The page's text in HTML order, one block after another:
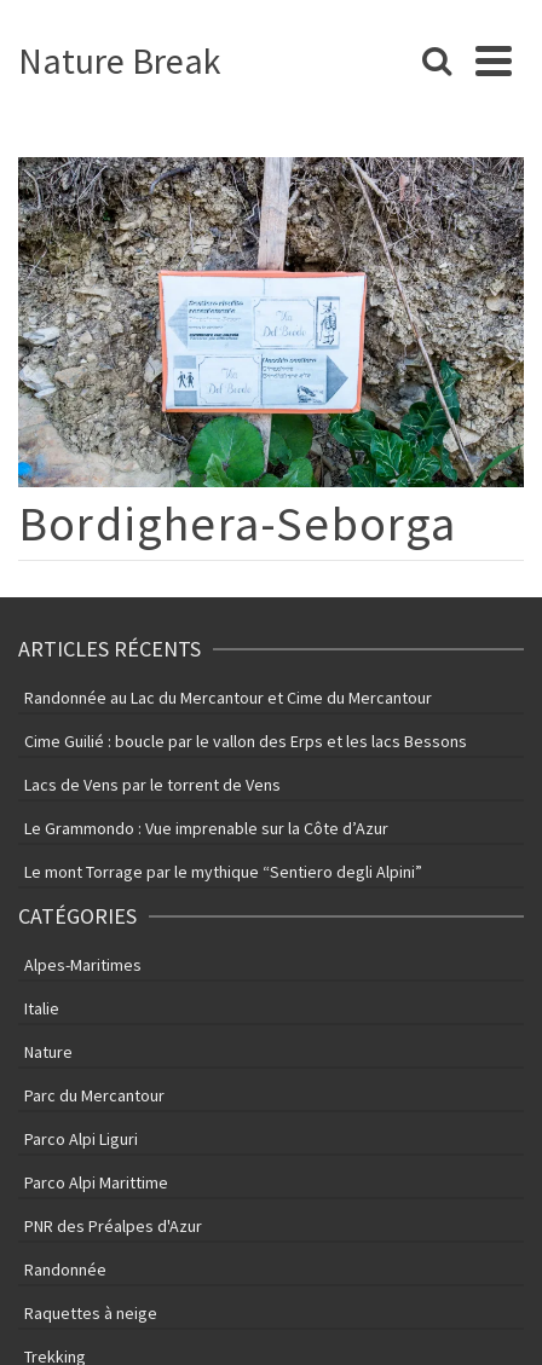
Nature Break
Bordighera-Seborga
ARTICLES RÉCENTS
Randonnée au Lac du Mercantour et Cime du Mercantour
Cime Guilié : boucle par le vallon des Erps et les lacs Bessons
Lacs de Vens par le torrent de Vens
Le Grammondo : Vue imprenable sur la Côte d’Azur
Le mont Torrage par le mythique “Sentiero degli Alpini”
CATÉGORIES
Alpes-Maritimes
Italie
Nature
Parc du Mercantour
Parco Alpi Liguri
Parco Alpi Marittime
PNR des Préalpes d'Azur
Randonnée
Raquettes à neige
Trekking